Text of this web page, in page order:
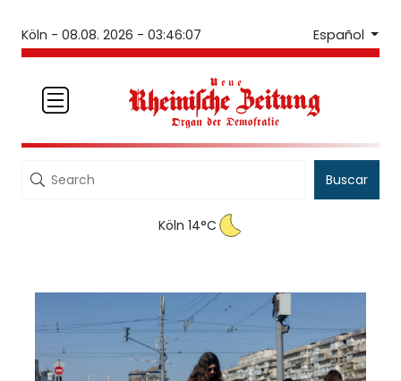
Köln - 08.08. 2026 - 03:46:07 Español
Buscar
Köln 14°C